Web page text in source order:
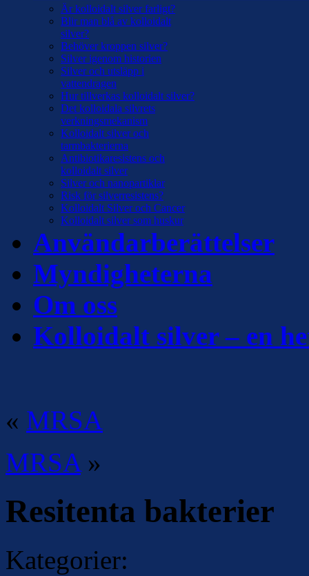
Är kolloidalt silver farligt?
Blir man blå av kolloidalt
silver?
Behöver kroppen silver?
Silver igenom historien
Silver och utsläpp i
vattendragen
Hur tillverkas kolloidalt silver?
Det kolloidala silvrets
verkningsmekanism
Kolloidalt silver och
tarmbakterierna
Antibiotikaresistens och
kolloidalt silver
Silver och nanopartiklar
Risk för silverresistens?
Kolloidalt Silver och Cancer
Kolloidalt silver som huskur
Användarberättelser
Myndigheterna
Om oss
Kolloidalt silver – en
« MRSA
MRSA »
Resitenta bakterier
Kategorier: